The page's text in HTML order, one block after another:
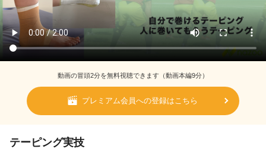
動画の冒頭2分を無料視聴できます（動画本編9分）
プレミアム会員への登録はこちら
テーピング実技